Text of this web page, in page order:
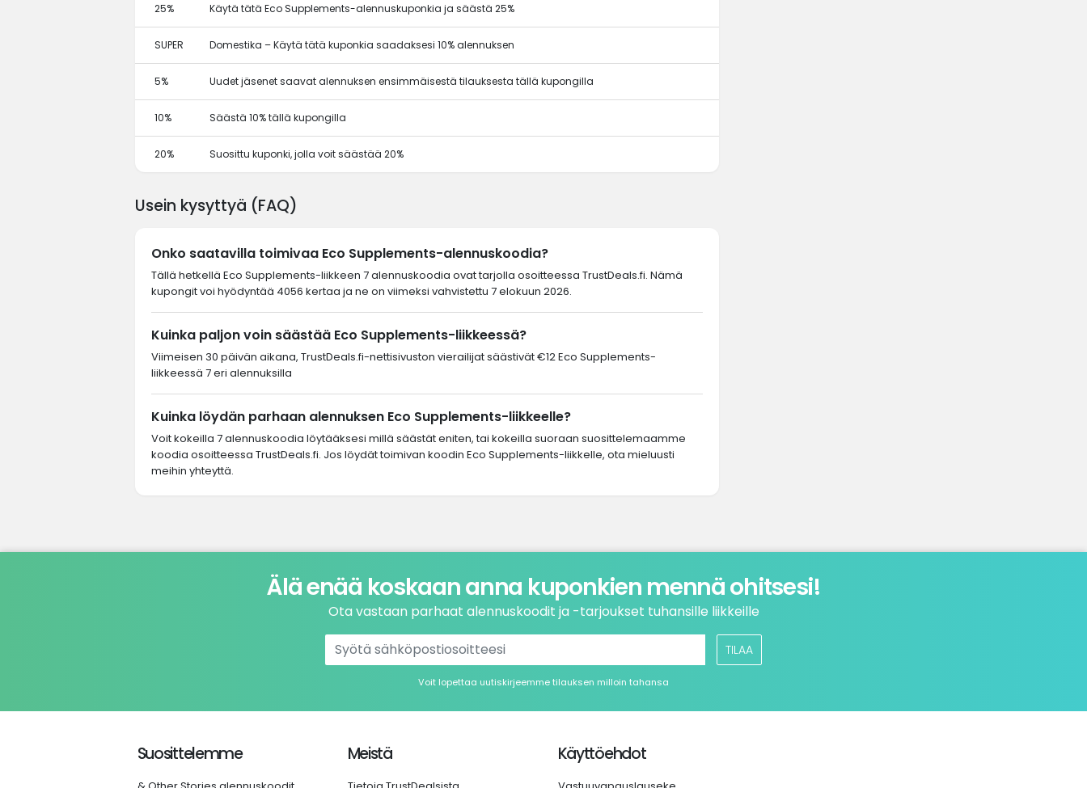
25% Käytä tätä Eco Supplements-alennuskuponkia ja säästä 25%
SUPER Domestika – Käytä tätä kuponkia saadaksesi 10% alennuksen
5% Uudet jäsenet saavat alennuksen ensimmäisestä tilauksesta tällä kupongilla
10% Säästä 10% tällä kupongilla
20% Suosittu kuponki, jolla voit säästää 20%
Usein kysyttyä (FAQ)
Onko saatavilla toimivaa Eco Supplements-alennuskoodia?
Tällä hetkellä Eco Supplements-liikkeen 7 alennuskoodia ovat tarjolla osoitteessa TrustDeals.fi. Nämä
kupongit voi hyödyntää 4056 kertaa ja ne on viimeksi vahvistettu 7 elokuun 2026.
Kuinka paljon voin säästää Eco Supplements-liikkeessä?
Viimeisen 30 päivän aikana, TrustDeals.fi-nettisivuston vierailijat säästivät €12 Eco Supplements-
liikkeessä 7 eri alennuksilla
Kuinka löydän parhaan alennuksen Eco Supplements-liikkeelle?
Voit kokeilla 7 alennuskoodia löytääksesi millä säästät eniten, tai kokeilla suoraan suosittelemaamme
koodia osoitteessa TrustDeals.fi. Jos löydät toimivan koodin Eco Supplements-liikkelle, ota mieluusti
meihin yhteyttä.
Älä enää koskaan anna kuponkien mennä ohitsesi!
Ota vastaan parhaat alennuskoodit ja -tarjoukset tuhansille liikkeille
TILAA
Voit lopettaa uutiskirjeemme tilauksen milloin tahansa
Suosittelemme Meistä Käyttöehdot